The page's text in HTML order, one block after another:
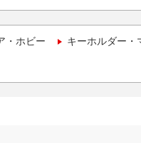
・ホビー キーホルダー・